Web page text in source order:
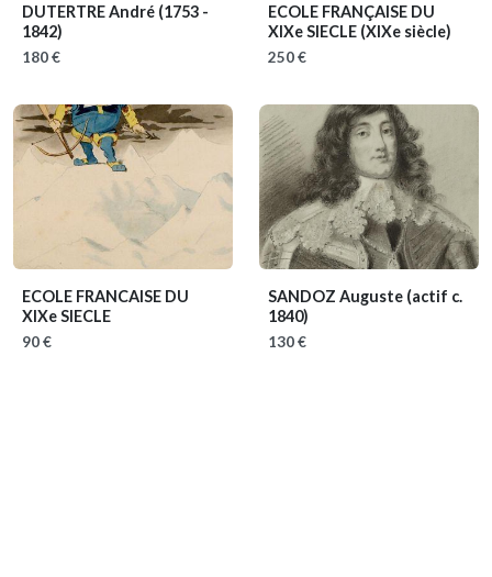
DUTERTRE André (1753 -
1842)
180 €
ECOLE FRANÇAISE DU
XIXe SIECLE (XIXe siècle)
250 €
ECOLE FRANCAISE DU
XIXe SIECLE
90 €
SANDOZ Auguste (actif c.
1840)
130 €